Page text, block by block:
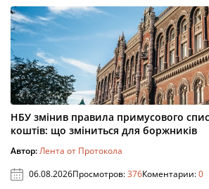
НБУ змінив правила примусового
коштів: що зміниться для боржників
Автор:Лента от Протокола
06.08.2026Просмотров:376Коментарии:0